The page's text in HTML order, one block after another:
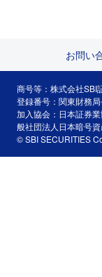
お問い
商号等：株式会社SBI
登録番号：関東財務
加入協会：日本証券
般社団法人日本暗号
© SBI SECURITIES